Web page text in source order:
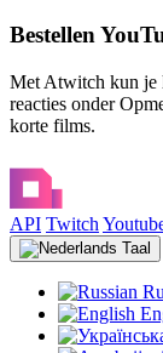
Bestellen
Met Atwitch kun je
reacties onder
korte films.
API Twitch
Taal